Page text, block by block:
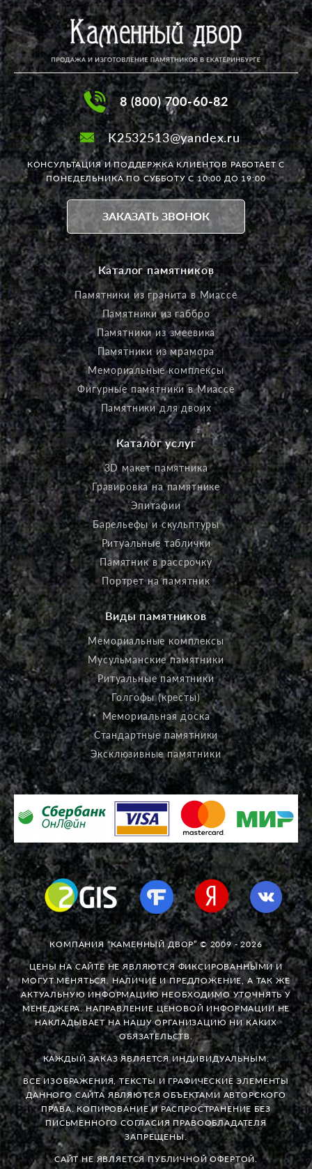
8 (800) 700-60-82
K2532513@yandex.ru
КОНСУЛЬТАЦИЯ И ПОДДЕРЖКА КЛИЕНТОВ РАБОТАЕТС
ПОНЕДЕЛЬНИКА ПО СУББОТУ С 10:00 ДО 19:00
ЗАКАЗАТЬ ЗВОНОК
Каталог памятников
Памятники из гранита в Миассе
Памятники из габбро
Памятники из змеевика
Памятники из мрамора
Мемориальные комплексы
Фигурные памятники в Миассе
Памятники для двоих
Каталог услуг
3D макет памятника
Гравировка на памятнике
Эпитафии
Барельефы и скульптуры
Ритуальные таблички
Памятник в рассрочку
Портрет на памятник
Виды памятников
Мемориальные комплексы
Мусульманские памятники
Ритуальные памятники
Голгофы (кресты)
Мемориальная доска
Стандартные памятники
Эксклюзивные памятники
КОМПАНИЯ “КАМЕННЫЙ ДВОР” © 2009 - 2026
ЦЕНЫ НА САЙТЕ НЕ ЯВЛЯЮТСЯ ФИКСИРОВАННЫМИ И
МОГУТ МЕНЯТЬСЯ. НАЛИЧИЕ И ПРЕДЛОЖЕНИЕ, А ТАК ЖЕ
АКТУАЛЬНУЮ ИНФОРМАЦИЮ НЕОБХОДИМО УТОЧНЯТЬ У
МЕНЕДЖЕРА. НАПРАВЛЕНИЕ ЦЕНОВОЙ ИНФОРМАЦИИ НЕ
НАКЛАДЫВАЕТ НА НАШУ ОРГАНИЗАЦИЮ НИ КАКИХ
ОБЯЗАТЕЛЬСТВ.
КАЖДЫЙ ЗАКАЗ ЯВЛЯЕТСЯ ИНДИВИДУАЛЬНЫМ.
ВСЕ ИЗОБРАЖЕНИЯ, ТЕКСТЫ И ГРАФИЧЕСКИЕ ЭЛЕМЕНТЫ
ДАННОГО САЙТА ЯВЛЯЮТСЯ ОБЪЕКТАМИ АВТОРСКОГО
ПРАВА. КОПИРОВАНИЕ И РАСПРОСТРАНЕНИЕ БЕЗ
ПИСЬМЕННОГО СОГЛАСИЯ ПРАВООБЛАДАТЕЛЯ
ЗАПРЕЩЕНЫ.
САЙТ НЕ ЯВЛЯЕТСЯ ПУБЛИЧНОЙ ОФЕРТОЙ.